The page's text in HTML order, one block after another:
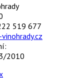
519 677
2010